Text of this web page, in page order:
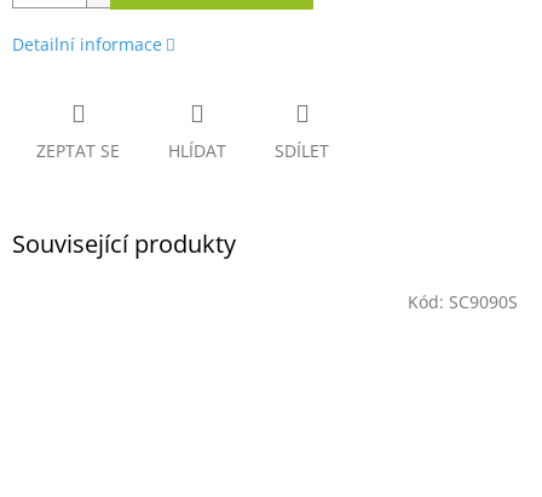
Detailní informace
ZEPTAT SE HLÍDAT SDÍLET
Související produkty
Kód: SC9090S